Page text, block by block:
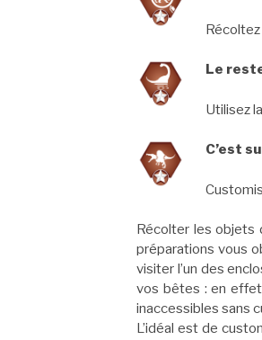
Le
Utilisez
C’est
Récolter les objets
préparations vous
visiter l’un des
vos bêtes : en
inaccessibles sans
L’idéal est de